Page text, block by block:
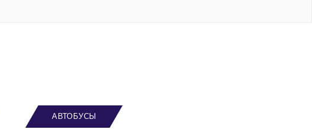
АВТОБУСЫ